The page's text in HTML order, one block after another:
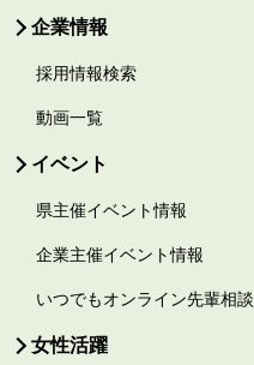
企業情報
採用情報検索
動画一覧
イベント
県主催イベント情報
企業主催イベント情報
いつでもオンライン先輩相談
女性活躍